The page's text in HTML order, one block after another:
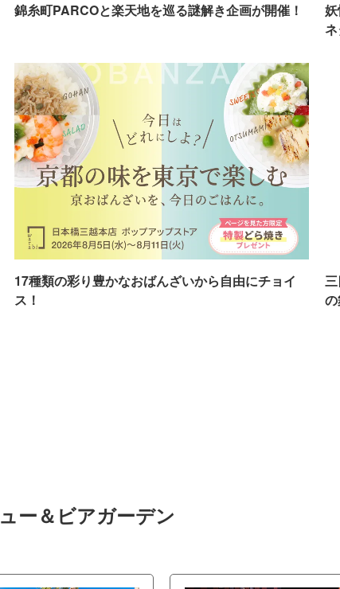
錦糸町PARCOと楽天地を巡る謎解き企画が開催！
17種類の彩り豊かなおばんざいから自由にチョイ
ス！
ー＆ビアガーデン